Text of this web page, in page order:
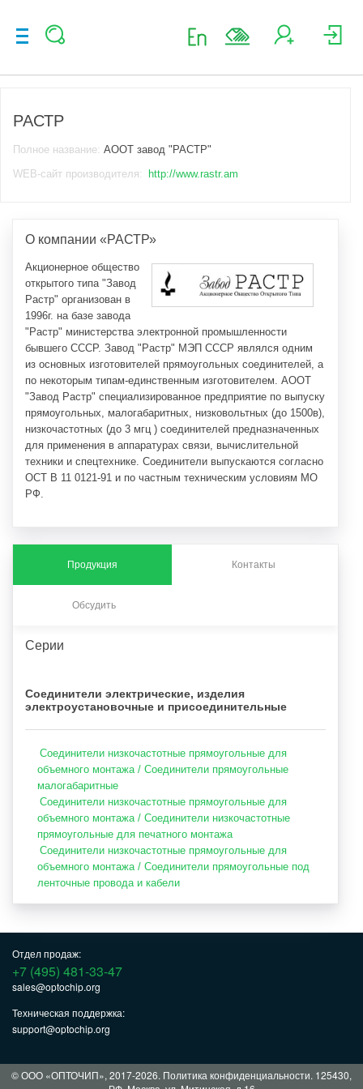
РАСТР
Полное название: АООТ завод "РАСТР"
WEB-сайт производителя:
http://www.rastr.am
О компании «РАСТР»
Акционерное общество
открытого типа "Завод
Растр" организован в
1996г. на базе завода
"Растр" министерства электронной промышленности
бывшего СССР. Завод "Растр" МЭП СССР являлся одним
из основных изготовителей прямоугольных соединителей, а
по некоторым типам-единственным изготовителем. АООТ
"Завод Растр" специализированное предприятие по выпуску
прямоугольных, малогабаритных, низковольтных (до 1500в),
низкочастотных (до 3 мгц ) соединителей предназначенных
для применения в аппаратурах связи, вычислительной
техники и спецтехнике. Соединители выпускаются согласно
ОСТ В 11 0121-91 и по частным техническим условиям МО
РФ.
Продукция Контакты
Обсудить
Серии
Соединители электрические, изделия
электроустановочные и присоединительные
Соединители низкочастотные прямоугольные для
объемного монтажа / Соединители прямоугольные
малогабаритные
Соединители низкочастотные прямоугольные для
объемного монтажа / Соединители низкочастотные
прямоугольные для печатного монтажа
Соединители низкочастотные прямоугольные для
объемного монтажа / Соединители прямоугольные под
ленточные провода и кабели
Отдел продаж:
+7 (495) 481-33-47
sales@optochip.org
Техническая поддержка:
support@optochip.org
© ООО «ОПТОЧИП», 2017-2026. Политика конфиденциальности. 125430,